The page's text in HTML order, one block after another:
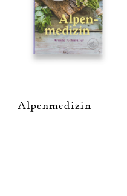
Alpenmedizin